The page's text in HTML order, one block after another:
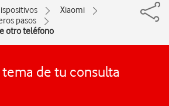
Xiaomi
pasos
otro teléfono
tema de tu consulta